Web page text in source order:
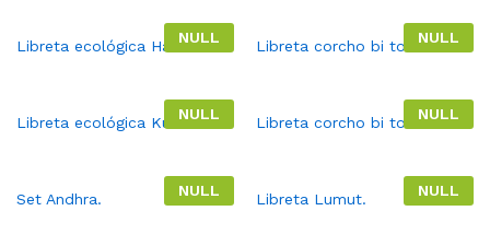
NULL
Libreta ecológica Hanoí. NULL
Libreta corcho bi tono.
NULL
Libreta ecológica Kuala. NULL
Libreta corcho bi tono.
NULL
Set Andhra. NULL
Libreta Lumut.